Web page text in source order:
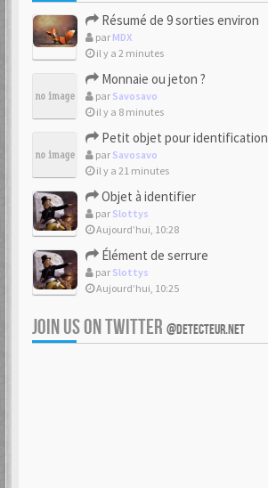
Résumé de 9 sorties environ
par MDX
il y a 2 minutes
Monnaie ou jeton ?
par Savosavo
il y a 8 minutes
Petit objet pour identification
par Savosavo
il y a 21 minutes
Objet à identifier
par Slottys
Aujourd’hui, 10:28
Élément de serrure
par Slottys
Aujourd’hui, 10:25
JOIN US ON TWITTER @DETECTEUR.NET